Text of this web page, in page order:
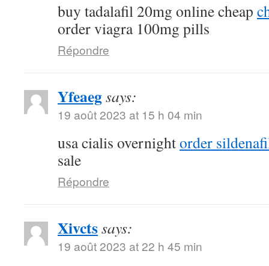
buy tadalafil 20mg online cheap
order viagra 100mg pills
Répondre
Yfeaegsays:
19 août 2023 at 15 h 04 min
usa cialis overnightorder
sale
Répondre
Xivctssays:
19 août 2023 at 22 h 45 min